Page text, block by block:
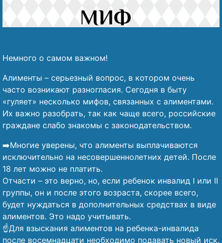
Немного о самом важном!
Алименты – серьезный вопрос, в котором очень
часто возникают разногласия. Сегодня в быту
«гуляет» несколько мифов, связанных с алиментами.
Их важно разобрать, так как чаще всего, российские
граждане слабо знакомы с законодательством.
➡️Многие уверены, что алименты выплачиваются
исключительно на несовершеннолетних детей. После
18 лет можно не платить.
Отчасти – это верно, но, если ребенок инвалид I или II
группы, он и после этого возраста, скорее всего,
будет нуждаться в дополнительных средствах в виде
алиментов. Это надо учитывать.
☝️Для взыскания алиментов на ребенка-инвалида
после восемнадцати необходимо подавать новый иск.